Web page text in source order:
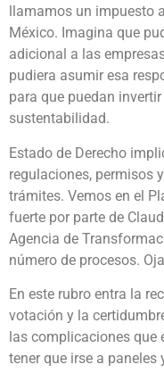
llamamos un
México. Imagina que
adicional a las
pudiera asumir esa
para que puedan
sustentabilidad.
Estado de Derecho
regulaciones, permisos
trámites. Vemos en el
fuerte por parte de
Agencia de
número de procesos.
En este rubro entra la
votación y la
las complicaciones que
tener que irse a